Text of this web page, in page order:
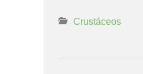
Crustáceos